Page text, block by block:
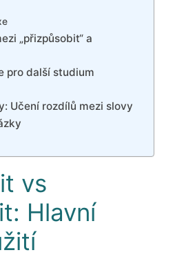
„přizpůsobit“ a
pro další studium
Učení rozdílů mezi slovy
vs
Hlavní